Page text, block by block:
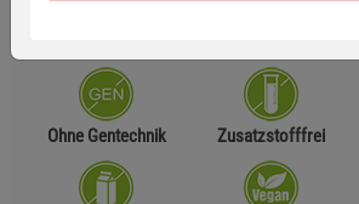
Ohne Gentechnik Zusatzstofffrei
Einstellungen speichern für die Gruppe
Einstellungen